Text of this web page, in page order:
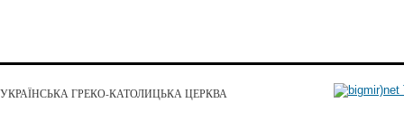
УКРАЇНСЬКА ГРЕКО-КАТОЛИЦЬКА ЦЕРКВА